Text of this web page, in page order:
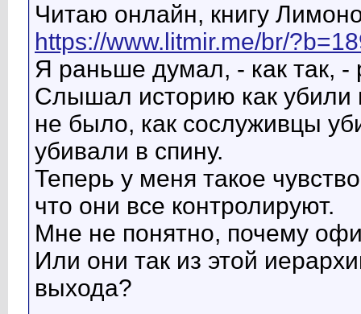
Читаю онлайн, книгу
https://www.litmir.me/br/
Я раньше думал, - как так,
Слышал историю как убили
не было, как сослуживцы
убивали в спину.
Теперь у меня такое
что они все контролируют.
Мне не понятно, почему
Или они так из этой
выхода?